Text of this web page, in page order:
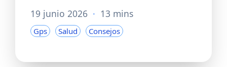
19 junio 2026 · 13 mins
Gps Salud Consejos